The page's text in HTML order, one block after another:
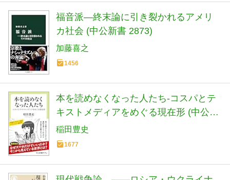
福音派―終末論に引き裂かれるアメリ
カ社会 (中公新書 2873)
加藤喜之
1456
本を読めなくなった人たち-コスパとテ
キストメディアをめぐる現在形 (中公新
書ラクレ 861)
稲田豊史
1677